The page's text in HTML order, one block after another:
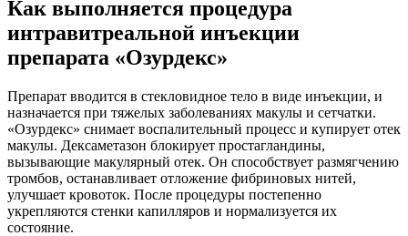
Как выполняется процедура
интравитреальной инъекции
препарата «Озурдекс»
Препарат вводится в стекловидное тело в виде инъекции, и
назначается при тяжелых заболеваниях макулы и сетчатки.
«Озурдекс» снимает воспалительный процесс и купирует отек
макулы. Дексаметазон блокирует простагландины,
вызывающие макулярный отек. Он способствует размягчению
тромбов, останавливает отложение фибриновых нитей,
улучшает кровоток. После процедуры постепенно
укрепляются стенки капилляров и нормализуется их
состояние.